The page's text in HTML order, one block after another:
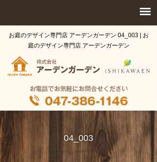
お庭のデザイン専門店 アーデンガーデン 04_003 | お
庭のデザイン専門店 アーデンガーデン
04_003